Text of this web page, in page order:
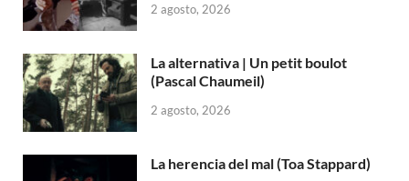
2 agosto, 2026
La alternativa | Un petit boulot
(Pascal Chaumeil)
2 agosto, 2026
La herencia del mal (Toa Stappard)